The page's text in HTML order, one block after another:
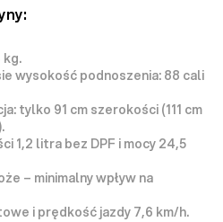
kg.
wysokość podnoszenia: 88 cali
tylko 91 cm szerokości (111 cm
1,2 litra bez DPF i mocy 24,5
– minimalny wpływ na
i prędkość jazdy 7,6 km/h.